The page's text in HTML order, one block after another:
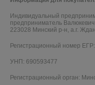
Индивидуальный
предприниматель
223028 Минский р-н, а.г.
Регистрационный номер
УНП: 690593477
Регистрационный орган: